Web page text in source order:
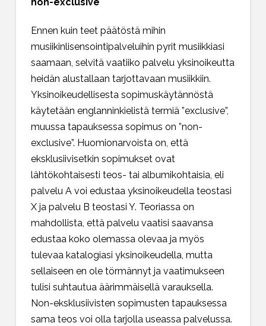
Ennen kuin teet päätöstä mihin
musiikinlisensointipalveluihin pyrit musiikkiasi
saamaan, selvitä vaatiiko palvelu yksinoikeutta
heidän alustallaan tarjottavaan musiikkiin.
Yksinoikeudellisesta sopimuskäytännöstä
käytetään englanninkielistä termiä ”exclusive”,
muussa tapauksessa sopimus on ”non-
exclusive”. Huomionarvoista on, että
eksklusiivisetkin sopimukset ovat
lähtökohtaisesti teos- tai albumikohtaisia, eli
palvelu A voi edustaa yksinoikeudella teostasi
X ja palvelu B teostasi Y. Teoriassa on
mahdollista, että palvelu vaatisi saavansa
edustaa koko olemassa olevaa ja myös
tulevaa katalogiasi yksinoikeudella, mutta
sellaiseen en ole törmännyt ja vaatimukseen
tulisi suhtautua äärimmäisellä varauksella.
Non-eksklusiivisten sopimusten tapauksessa
sama teos voi olla tarjolla useassa palvelussa.